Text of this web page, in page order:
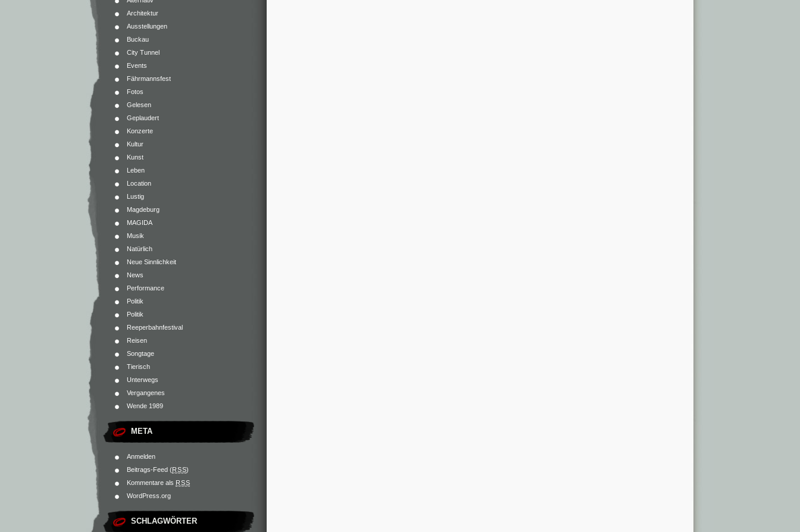
Architektur
Ausstellungen
Buckau
City Tunnel
Events
Fährmannsfest
Fotos
Gelesen
Geplaudert
Konzerte
Kultur
Kunst
Leben
Location
Lustig
Magdeburg
MAGIDA
Musik
Natürlich
Neue Sinnlichkeit
News
Performance
Politik
Politik
Reeperbahnfestival
Reisen
Songtage
Tierisch
Unterwegs
Vergangenes
Wende 1989
META
Anmelden
Beitrags-Feed (RSS)
Kommentare als RSS
WordPress.org
SCHLAGWÖRTER